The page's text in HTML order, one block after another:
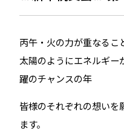
丙午・火の力が重なるこ
太陽のようにエネルギ
躍のチャンスの年
皆様のそれぞれの想いを
ます。